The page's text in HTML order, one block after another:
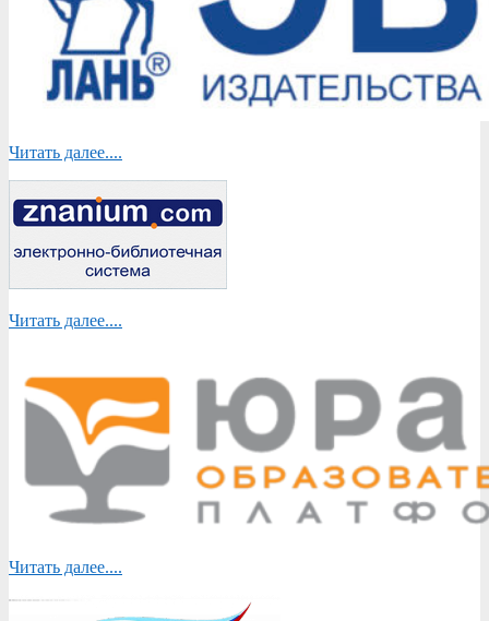
Читать далее....
Читать далее....
Читать далее....